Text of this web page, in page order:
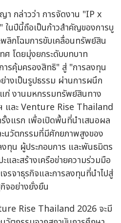
กล่าวว่า การจัดงาน "IP x
นปีนี้ถือเป็นก้าวสำคัญของการบู
ลิกโฉมการขับเคลื่อนทรัพย์สิน
ศ โดยมุ่งยกระดับบทบาท
รคุ้มครองสิทธิ" สู่ "การลงทุน
างเป็นรูปธรรม ผ่านการผนึก
ก่ งานมหกรรมทรัพย์สินทาง
ละ Venture Rise Thailand
งแรก เพื่อเปิดพื้นที่นำเสนอผล
วัตกรรมที่มีศักยภาพสูงของ
ทุน ผู้ประกอบการ และพันธมิตร
และสร้างเครือข่ายความร่วมมือ
รจาธุรกิจและการลงทุนที่นำไปสู่
กิจอย่างยั่งยืน
Rise Thailand 2026 จะมี